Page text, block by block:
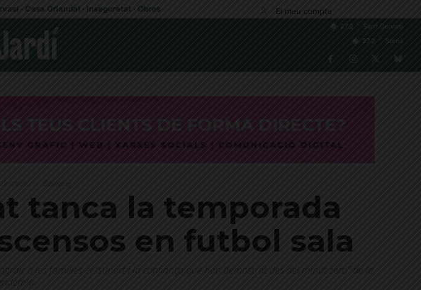
· Casa Orlandai · Inseguretat · Obres El meu compte
27.2
Sant Gervasi
27.2
Sarrià
tanca la temporada
en futbol sala
a les famílies el "suport i la confiança que han demostrat des del minut zero" de la